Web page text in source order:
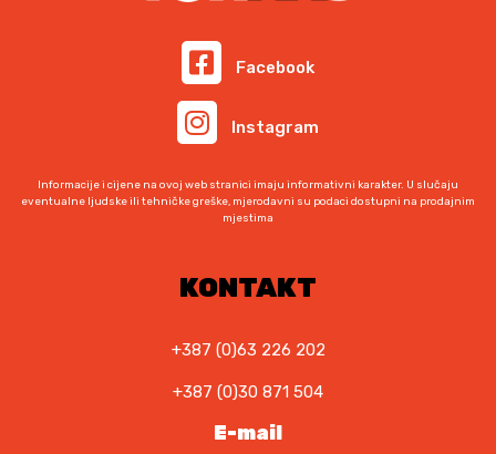
Facebook
Instagram
Informacije i cijene na ovoj web stranici imaju informativni karakter. U slučaju
eventualne ljudske ili tehničke greške, mjerodavni su podaci dostupni na prodajnim
mjestima
KONTAKT
+387 (0)63 226 202
+387 (0)30 871 504
E-mail